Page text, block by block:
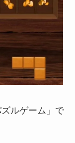
ルゲーム」で